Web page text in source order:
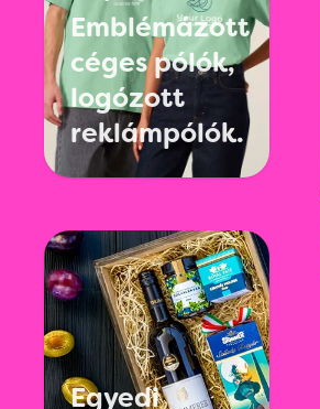
Emblémázott
céges pólók,
logózott
reklámpólók.
Egyedi